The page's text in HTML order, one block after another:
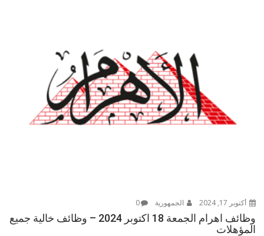
أكتوبر 17, 2024 الجمهورية 0
وظائف اهرام الجمعة 18 اكتوبر 2024 – وظائف خالية جميع
المؤهلات